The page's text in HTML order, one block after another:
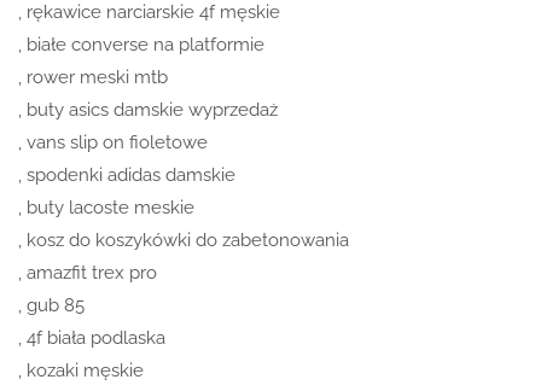
, rękawice narciarskie 4f męskie
, białe converse na platformie
, rower meski mtb
, buty asics damskie wyprzedaż
, vans slip on fioletowe
, spodenki adidas damskie
, buty lacoste meskie
, kosz do koszykówki do zabetonowania
, amazfit trex pro
, gub 85
, 4f biała podlaska
, kozaki męskie